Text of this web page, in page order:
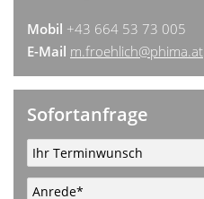
Mobil +43 664 53 73 005
E-Mail m.froehlich@phima.at
Sofortanfrage